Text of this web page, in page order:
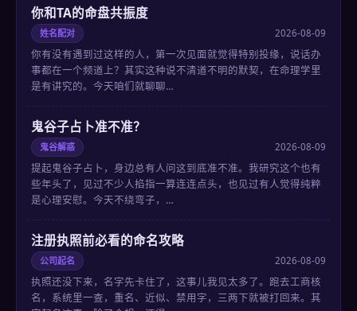
你和TA的命盘共振度
姓名配对 2026-08-09
你有没有遇到过这样的人，第一次见面就觉得特别投缘，说话办
事都在一个频道上？其实这种说不清道不明的默契，在命理学里
是有讲究的。今天咱们就聊聊…
鬼谷子占卜准不准？
鬼谷解惑 2026-08-09
提起鬼谷子占卜，身边总有人问这到底准不准。我研究这个也有
些年头了，见过不少人掐指一算连连点头，也见过有人觉得纯粹
是心理安慰。今天不绕弯子，…
注册执照前必看的命名攻略
公司起名 2026-08-09
执照还没下来，名字先卡住了，这事儿我见太多了。跑去工商核
名，系统里一查，重名、近似、禁用字，三两下就被打回来。其